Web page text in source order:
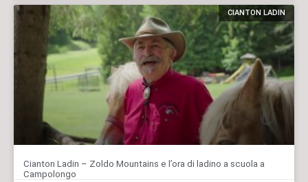
CIANTON LADIN
Cianton Ladin – Zoldo Mountains e l’ora di ladino a scuola a
Campolongo